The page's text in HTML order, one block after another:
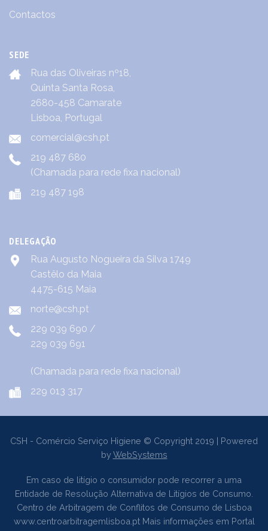
Contactos
SEDE
Rua das Oliveiras nº18,
Quinta Santa Rosa,
2680-458 Camarate
Lisboa, Portugal
comercial@csh.pt
219 487 680
(Chamada para rede fixa nacional)
219 487 198
DELEGAÇÃO
Rua Augusto Nogueira da Silva 1749
Castêlo da Maia
4475-615 Maia
norte@csh.pt
229 039 690 /
229 039 691
(Chamada para rede fixa nacional)
229 013 317
CSH - Comércio Serviço Higiene © Copyright 2019 | Powered
byWebSystems
Em caso de litígio o consumidor pode recorrer a uma
Entidade de Resolução Alternativa de Litígios de Consumo.
Centro de Arbitragem de Conflitos de Consumo de Lisboa
www.centroarbitragemlisboa.ptMais informações em Portal